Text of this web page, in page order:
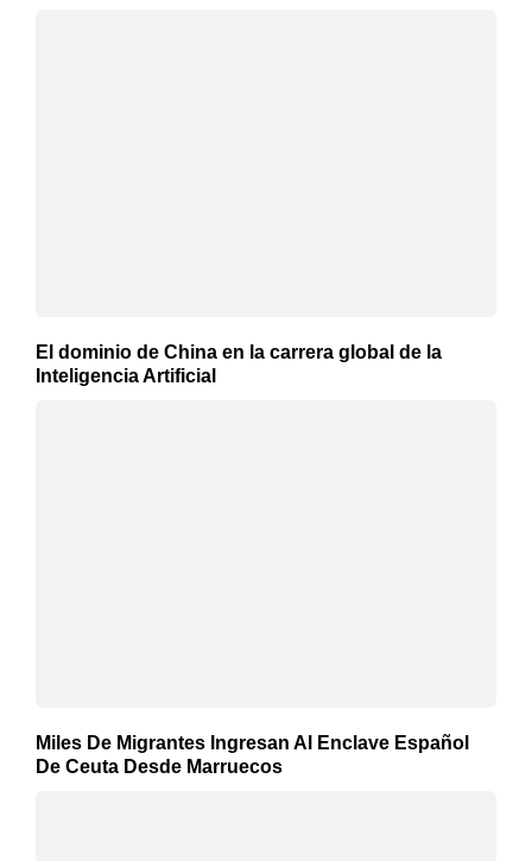
El dominio de China en la carrera global de la
Inteligencia Artificial
Miles De Migrantes Ingresan Al Enclave Español
De Ceuta Desde Marruecos